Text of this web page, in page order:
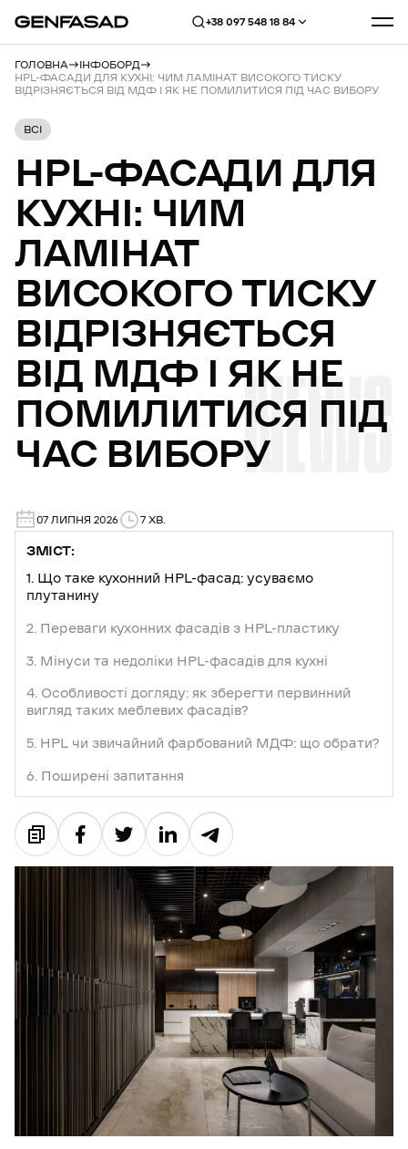
+38 097 548 18 84
ГОЛОВНА
ІНФОБОРД
HPL-ФАСАДИ ДЛЯ КУХНІ: ЧИМ ЛАМІНАТ ВИСОКОГО ТИСКУ
ВІДРІЗНЯЄТЬСЯ ВІД МДФ І ЯК НЕ ПОМИЛИТИСЯ ПІД ЧАС ВИБОРУ
ВСІ
HPL-ФАСАДИ ДЛЯ
КУХНІ: ЧИМ
ЛАМІНАТ
ВИСОКОГОТИСКУ
ВІДРІЗНЯЄТЬСЯ
ВІД МДФ І ЯК НЕ
ПОМИЛИТИСЯ ПІД
ЧАС ВИБОРУNEWS
07 ЛИПНЯ 2026 7 ХВ.
ЗМІСТ:
1. Що таке кухонний HPL-фасад: усуваємо
плутанину
2. Переваги кухонних фасадів з HPL-пластику
3. Мінуси та недоліки HPL-фасадів для кухні
4. Особливості догляду: як зберегти первинний
вигляд таких меблевих фасадів?
5. HPL чи звичайний фарбований МДФ: що обрати?
6. Поширені запитання